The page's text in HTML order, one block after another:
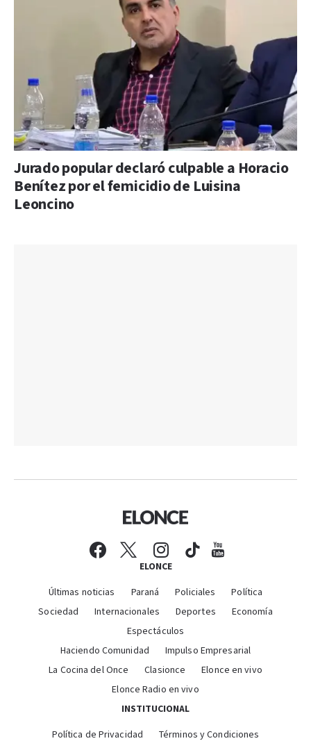
Jurado popular declaró culpable a Horacio
Benítez por el femicidio de Luisina
Leoncino
ELONCE
Últimas noticias Paraná Policiales
Política
Sociedad
Internacionales Deportes
Economía
Espectáculos
Haciendo Comunidad
Impulso Empresarial
La Cocina del Once
Clasionce
Elonce en vivo
Elonce Radio en vivo
INSTITUCIONAL
Política de Privacidad Términos y Condiciones